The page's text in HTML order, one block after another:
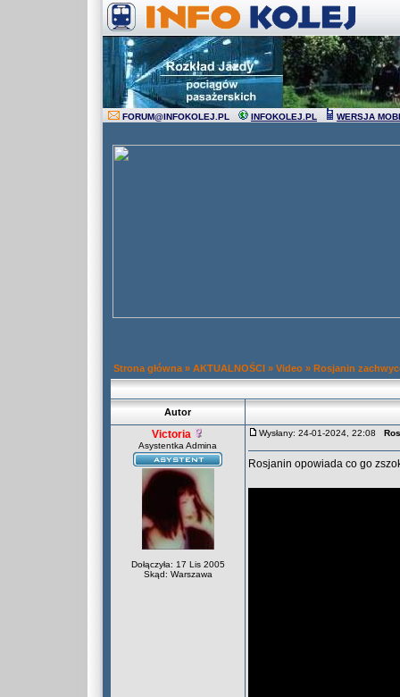
FORUM@INFOKOLEJ.PL INFOKOLEJ.PL WERSJA
Strona główna » AKTUALNOŚCI » Video » Rosjanin
Autor
Victoria
Asystentka Admina
Dołączyła: 17 Lis 2005
Skąd: Warszawa
Wysłany: 24-01-2024, 22:08
Rosjanin opowiada co go